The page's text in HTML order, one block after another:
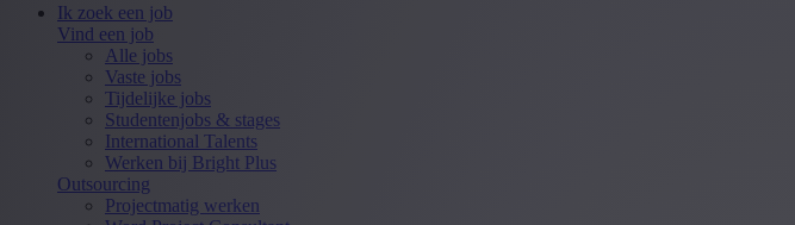
Ik zoek een job
Vind een job
Alle jobs
Vaste jobs
Tijdelijke jobs
Studentenjobs & stages
International Talents
Werken bij Bright Plus
Outsourcing
Projectmatig werken